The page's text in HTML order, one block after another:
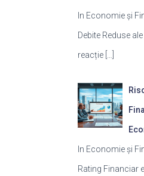
In Economie și
Debite Reduse
reacție
In Economie și
Rating Financiar